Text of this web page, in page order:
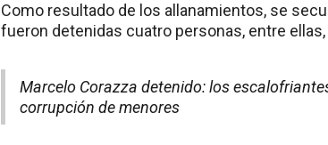
Como resultado de los allanamientos, se
fueron detenidas cuatro personas, entre
Marcelo Corazza detenido: los
corrupción de menores